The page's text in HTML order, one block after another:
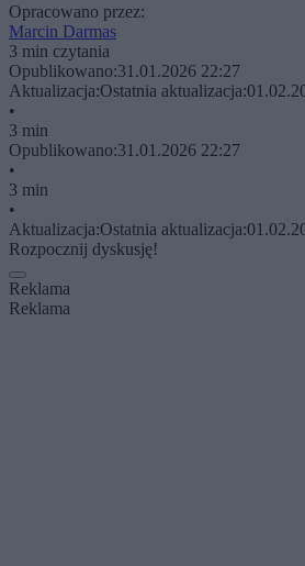
Opracowano przez:
Marcin Darmas
3 min czytania
Opublikowano:31.01.2026 22:27
Aktualizacja:Ostatnia aktualizacja:
•
3 min
Opublikowano:31.01.2026 22:27
•
3 min
•
Aktualizacja:Ostatnia aktualizacja:
Rozpocznij dyskusję!
Reklama
Reklama